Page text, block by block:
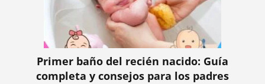
Primer baño del recién nacido: Guía
completa y consejos para los padres